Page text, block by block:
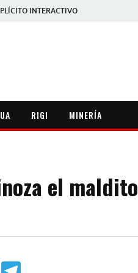
INTERACTIVO
RIGI MINERÍA
el maldito